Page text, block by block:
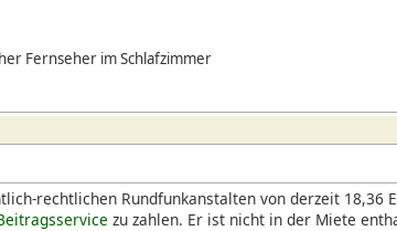
Fernseher im Schlafzimmer
rechtlichen Rundfunkanstalten von derzeit 18,36
zu zahlen. Er ist nicht in der Miete